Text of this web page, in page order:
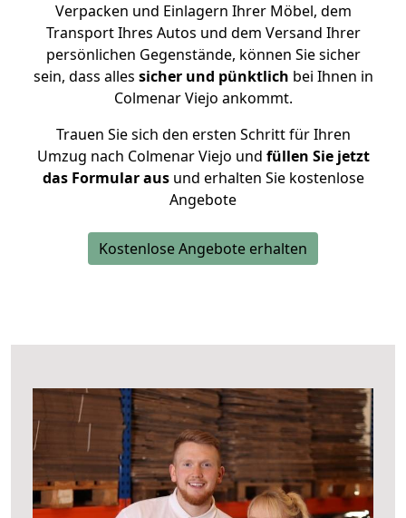
Verpacken und Einlagern Ihrer Möbel, dem
Transport Ihres Autos und dem Versand Ihrer
persönlichen Gegenstände, können Sie sicher
sein, dass alles sicher und pünktlich bei Ihnen in
Colmenar Viejo ankommt.
Trauen Sie sich den ersten Schritt für Ihren
Umzug nach Colmenar Viejo und füllen Sie jetzt
das Formular ausund erhalten Sie kostenlose
Angebote
Kostenlose Angebote erhalten